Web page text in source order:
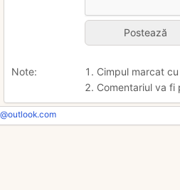
Note:
1. Cimpul marcat
2. Comentariul va